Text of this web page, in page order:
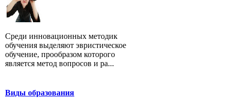
Среди инновационных методик
обучения выделяют эвристическое
обучение, прообразом которого
является метод вопросов и ра...
Виды образования